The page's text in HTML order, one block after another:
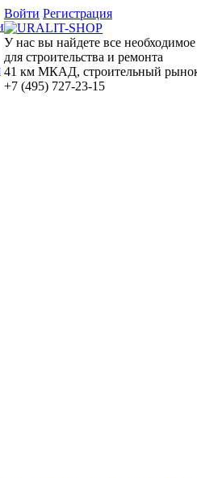
Войти Регистрация
У нас вы найдете все необходимое
для строительства и ремонта
41 км МКАД, строительный
+7 (495) 727-23-15